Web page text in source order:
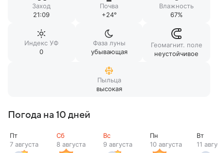
Заход
21:09
Почва
+24°
Влажность
67%
Индекс УФ
0
Фаза луны
убывающая
Геомагнит. поле
неустойчивое
Пыльца
высокая
Погода на 10 дней
Пт
7 августа
Сб
8 августа
Вс
9 августа
Пн
10 августа
Вт
11